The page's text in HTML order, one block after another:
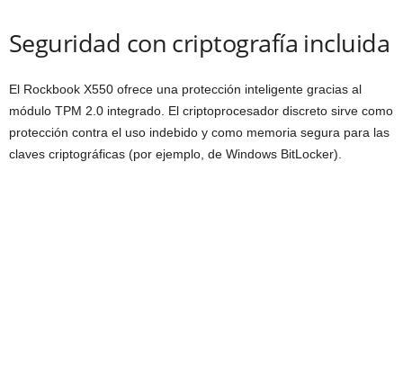
Seguridad con criptografía incluida
El Rockbook X550 ofrece una protección inteligente gracias al
módulo TPM 2.0 integrado. El criptoprocesador discreto sirve como
protección contra el uso indebido y como memoria segura para las
claves criptográficas (por ejemplo, de Windows BitLocker).